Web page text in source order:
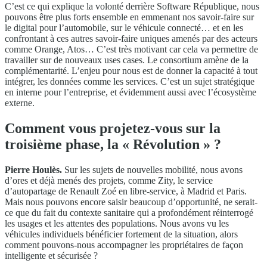
C’est ce qui explique la volonté derrière Software République, nous
pouvons être plus forts ensemble en emmenant nos savoir-faire sur
le digital pour l’automobile, sur le véhicule connecté… et en les
confrontant à ces autres savoir-faire uniques amenés par des acteurs
comme Orange, Atos… C’est très motivant car cela va permettre de
travailler sur de nouveaux uses cases. Le consortium amène de la
complémentarité. L’enjeu pour nous est de donner la capacité à tout
intégrer, les données comme les services. C’est un sujet stratégique
en interne pour l’entreprise, et évidemment aussi avec l’écosystème
externe.
Comment vous projetez-vous sur la
troisième phase, la « Révolution » ?
Pierre Houlès. Sur les sujets de nouvelles mobilité, nous avons
d’ores et déjà menés des projets, comme Zity, le service
d’autopartage de Renault Zoé en libre-service, à Madrid et Paris.
Mais nous pouvons encore saisir beaucoup d’opportunité, ne serait-
ce que du fait du contexte sanitaire qui a profondément réinterrogé
les usages et les attentes des populations. Nous avons vu les
véhicules individuels bénéficier fortement de la situation, alors
comment pouvons-nous accompagner les propriétaires de façon
intelligente et sécurisée ?